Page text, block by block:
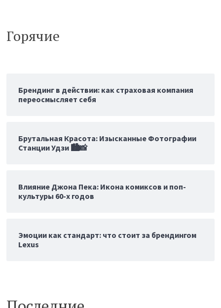
Горячие
Брендинг в действии: как страховая компания
переосмысляет себя
Брутальная Красота: Изысканные Фотографии
Станции Удзи 🏙️📸
Влияние Джона Пека: Икона комиксов и поп-
культуры 60-х годов
Эмоции как стандарт: что стоит за брендингом
Lexus